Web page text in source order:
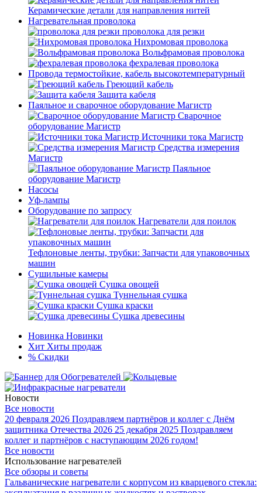
Керамические детали для направления нитей
Нагревательная проволока
проволока для резки
Нихромовая проволока
Вольфрамовая проволока
фехралевая проволока
Провода термостойкие, кабель высокотемпературный
Греющий кабель
Защита кабеля
Паяльное и сварочное оборудование Магистр
Сварочное
оборудование Магистр
Источники тока Магистр
Средства измерения
Магистр
Паяльное
оборудование Магистр
Насосы
Уф-лампы
Оборудование по запросу
Нагреватели для поилок
Тефлоновые ленты, трубки: Запчасти для упаковочных
машин
Сушильные камеры
Сушка овощей
Туннельная сушка
Сушка краски
Сушка древесины
Новинка Новинки
Хит Хиты продаж
% Скидки
Новости
Все новости
20 февраля 2026 Поздравляем партнёров и коллег с Днём
защитника Отечества 2026 25 декабря 2025 Поздравляем
коллег и партнёров с наступающим 2026 годом!
Все новости
Использование нагревателей
Все обзоры и советы
Гальванические нагреватели с корпусом из кварцевого стекла: